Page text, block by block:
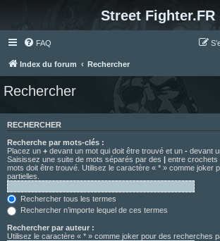
Street Fighter.FR
FAQ
Index du forum Rechercher
Rechercher
RECHERCHER
Recherche par mots-clés :
Placez un + devant un mot qui doit être trouvé et un - devant
Saisissez une suite de mots séparés par des | entre crochets
mots doit être trouvé. Utilisez le caractère « * » comme joker
partielles.
Rechercher tous les termes
Rechercher n’importe lequel de ces termes
Rechercher par auteur :
Utilisez le caractère « * » comme joker pour des recherches